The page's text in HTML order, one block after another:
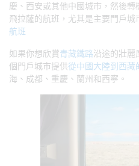
慶、西安或其他中國城市，然後
飛拉薩的航班，尤其是主要門戶城
航班
如果你想欣賞青藏鐵路沿途的壯麗
個門戶城市提供從中國大陸到西藏
海、成都、重慶、蘭州和西寧。